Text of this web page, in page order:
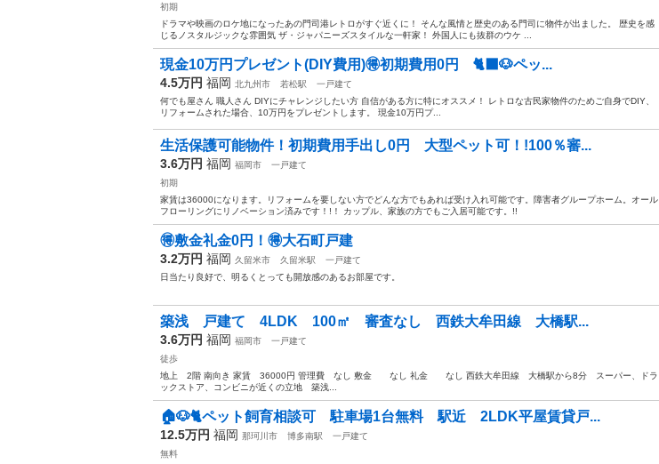
初期
ドラマや映画のロケ地になったあの門司港レトロがすぐ近くに！ そんな風情と歴史のある門司に物件が出ました。 歴史を感
じるノスタルジックな雰囲気 ザ・ジャパニーズスタイルな一軒家！ 外国人にも抜群のウケ ...
現金10万円プレゼント(DIY費用)🉐初期費用0円 🐈‍⬛🐶ペッ...
4.5万円 福岡 北九州市 若松駅
一戸建て
何でも屋さん 職人さん DIYにチャレンジしたい方 自信がある方に特にオススメ！ レトロな古民家物件のためご自身でDIY、
リフォームされた場合、10万円をプレゼントします。 現金10万円プ...
生活保護可能物件！初期費用手出し0円 大型ペット可！!100％審...
3.6万円 福岡 福岡市
一戸建て
初期
家賃は36000になります。リフォームを要しない方でどんな方でもあれば受け入れ可能です。障害者グループホーム。オール
フローリングにリノベーション済みです！!！ カップル、家族の方でもご入居可能です。!!
🉐敷金礼金0円！🉐大石町戸建
3.2万円 福岡 久留米市 久留米駅
一戸建て
日当たり良好で、明るくとっても開放感のあるお部屋です。
築浅 戸建て 4LDK 100㎡ 審査なし 西鉄大牟田線 大橋駅...
3.6万円 福岡 福岡市
一戸建て
徒歩
地上 2階 南向き 家賃 36000円 管理費 なし 敷金 なし 礼金 なし 西鉄大牟田線 大橋駅から8分 スーパー、ドラ
ックストア、コンビニが近くの立地 築浅...
🏠🐶🐈ペット飼育相談可 駐車場1台無料 駅近 2LDK平屋賃貸戸...
12.5万円 福岡 那珂川市 博多南駅
一戸建て
無料